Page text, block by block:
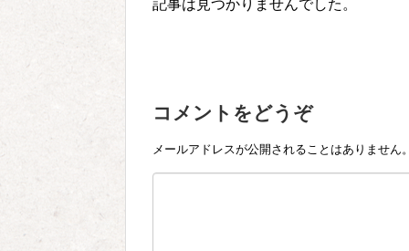
記事は見つかりませんでした。
コメントをどうぞ
メールアドレスが公開されることはありません